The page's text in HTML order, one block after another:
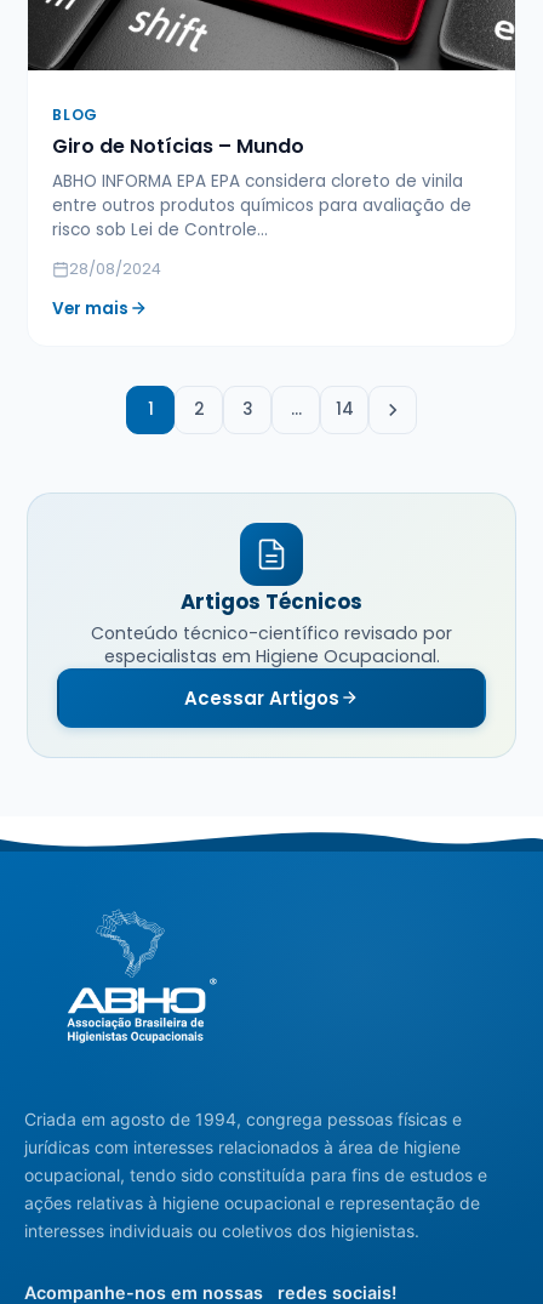
BLOG
Giro de Notícias – Mundo
ABHO INFORMA EPA EPA considera cloreto de vinila
entre outros produtos químicos para avaliação de
risco sob Lei de Controle…
28/08/2024
Ver mais
1 2 3 … 14
Artigos Técnicos
Conteúdo técnico-científico revisado por
especialistas em Higiene Ocupacional.
Acessar Artigos
Criada em agosto de 1994, congrega pessoas físicas e
jurídicas com interesses relacionados à área de higiene
ocupacional, tendo sido constituída para fins de estudos e
ações relativas à higiene ocupacional e representação de
interesses individuais ou coletivos dos higienistas.
Acompanhe-nos em nossas redes sociais!